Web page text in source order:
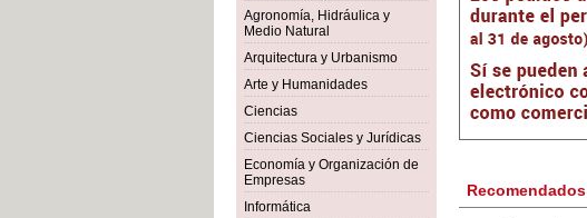
Agronomía, Hidráulica y
Medio Natural
Arquitectura y Urbanismo
Arte y Humanidades
Ciencias
Ciencias Sociales y Jurídicas
Economía y Organización de
Empresas
Informática
Recomendados